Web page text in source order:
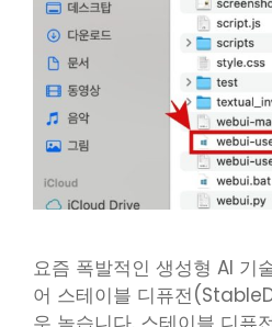
요즘 폭발적인 생성형 AI 기
어 스테이블 디퓨전